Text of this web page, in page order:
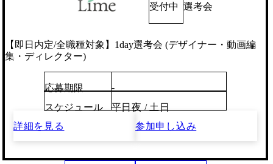
受付中 選考会
【即日内定/全職種対象】1day選考会 (デザイナー・動画編
集・ディレクター)
応募期限
-
スケジュール
平日夜 / 土日
詳細を見る
参加申し込み